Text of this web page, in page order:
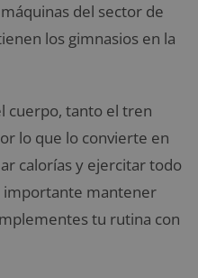
del sector de
los gimnasios en la
cuerpo, tanto el tren
lo que lo convierte en
calorías y ejercitar todo
importante mantener
tu rutina con